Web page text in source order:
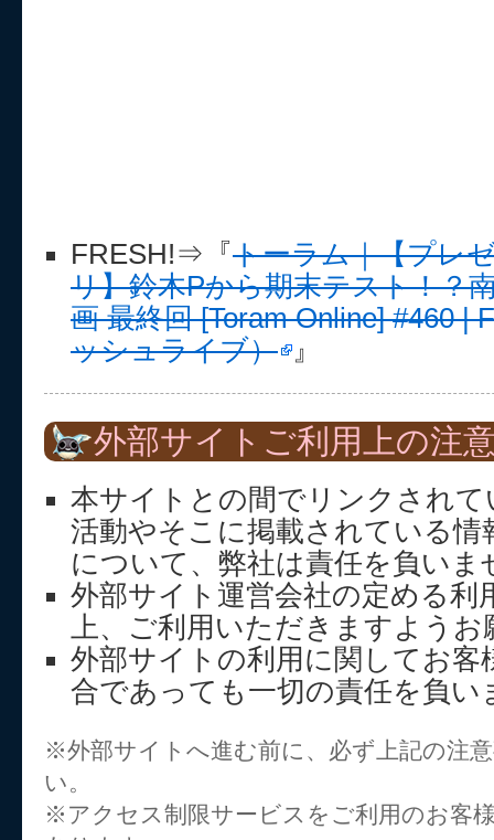
FRESH!⇒『トーラム｜【プレ
リ】鈴木Pから期末テスト！？
画 最終回 [Toram Online] #460 |
ッシュライブ）
』
外部サイトご利用上の注
本サイトとの間でリンクされ
活動やそこに掲載されている
について、弊社は責任を負いま
外部サイト運営会社の定める利
上、ご利用いただきますよう
外部サイトの利用に関してお客
合であっても一切の責任を負い
※外部サイトへ進む前に、必ず上記の注
い。
※アクセス制限サービスをご利用のお客